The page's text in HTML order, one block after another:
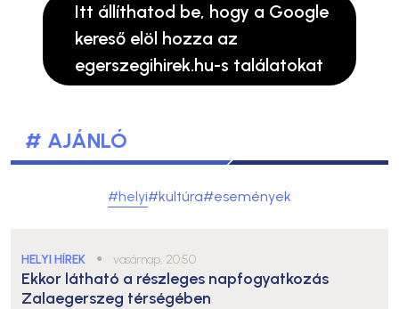
Itt állíthatod be, hogy a Google
kereső elöl hozza az
egerszegihirek.hu-s találatokat
# AJÁNLÓ
#helyi#kultúra#események
HELYI HÍREK ● vasárnap, 20:50
Ekkor látható a részleges napfogyatkozás
Zalaegerszeg térségében